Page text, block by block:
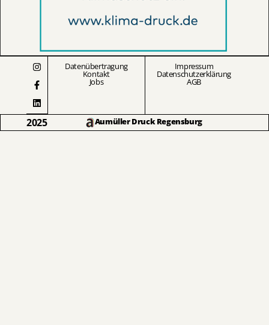
Datenübertragung
Kontakt
Jobs
Impressum
Datenschutzerklärung
AGB
2025 Aumüller Druck Regensburg